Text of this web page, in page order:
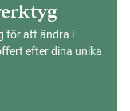
för att ändra i
efter dina unika